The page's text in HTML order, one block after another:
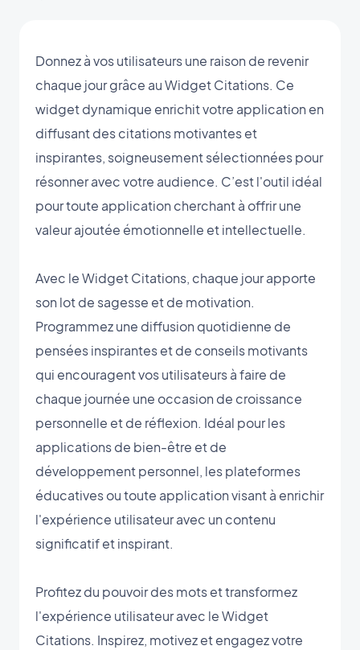
Donnez à vos utilisateurs une raison de revenir
chaque jour grâce au Widget Citations. Ce
widget dynamique enrichit votre application en
diffusant des citations motivantes et
inspirantes, soigneusement sélectionnées pour
résonner avec votre audience. C’est l'outil idéal
pour toute application cherchant à offrir une
valeur ajoutée émotionnelle et intellectuelle.
Avec le Widget Citations, chaque jour apporte
son lot de sagesse et de motivation.
Programmez une diffusion quotidienne de
pensées inspirantes et de conseils motivants
qui encouragent vos utilisateurs à faire de
chaque journée une occasion de croissance
personnelle et de réflexion. Idéal pour les
applications de bien-être et de
développement personnel, les plateformes
éducatives ou toute application visant à enrichir
l'expérience utilisateur avec un contenu
significatif et inspirant.
Profitez du pouvoir des mots et transformez
l'expérience utilisateur avec le Widget
Citations. Inspirez, motivez et engagez votre